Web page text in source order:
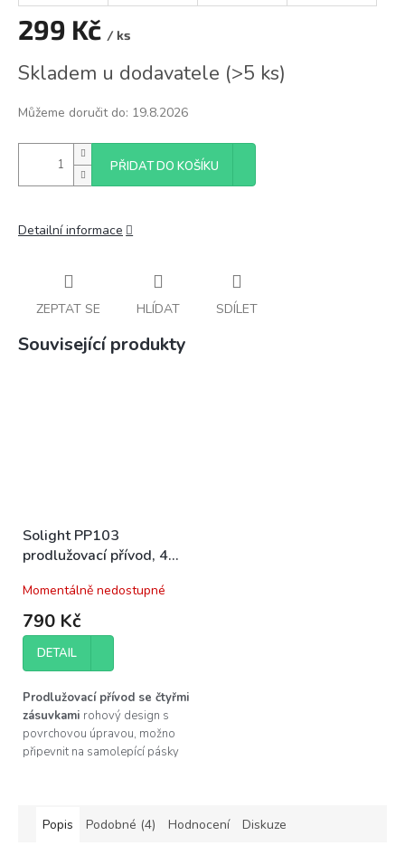
299 Kč / ks
cena:
Skladem u dodavatele (>5 ks)
Můžeme doručit do: 19.8.2026
PŘIDAT DO KOŠÍKU
Detailní informace
ZEPTAT SE HLÍDAT SDÍLET
Související produkty
Solight PP103
prodlužovací přívod, 4
rohový
Momentálně nedostupné
790 Kč
DETAIL
Prodlužovací přívod se čtyřmi
zásuvkami rohový design s
povrchovou úpravou, možno
připevnit na samolepící pásky
na pracovní stoly, apod.
Popis Podobné (4) Hodnocení Diskuze